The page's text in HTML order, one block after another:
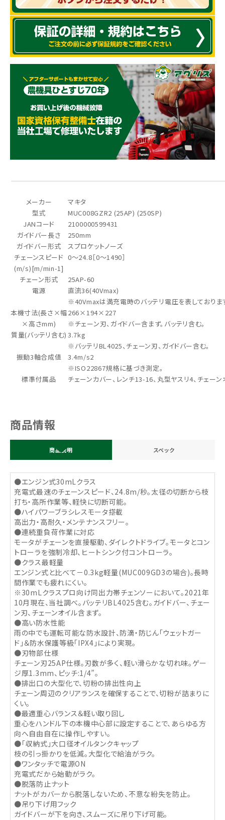
メーカー
マキタ
型式
MUC008GZR2 (25AP) (250SP)
JANコード
2100000599431
ガイドバー長さ
250mm
ガイドバー形式
スプロケットノーズ
チェーンスピード
(m/s)[m/min-1]
0～24.8［0～1490］
チェーン形式
25AP-60
電源
直流36(40Vmax)
※40Vmaxは満充電時のバッテリ電圧を表しておりま
本機寸法(長さ×幅
×高さmm)
266×194×227
※チェーン刃、ガイドバー含まず。バッテリ含む。
質量(バッテリ含む) 3.7kg
※バッテリBL4025、チェーン刃、ガイドバー含む。
振動3軸合成値
3.4m/s2
※ISO22867規格に基づき測定。
標準付属品
チェーンカバー、レンチ13-16、丸型ヤスリ4、チェーン
商品情報
商品説明 スペック
●エンジン式30mLクラス
充電式最速のチェーンスピード、24.8m/秒。太径の切断から枝
打ち・高所作業等、軽快に切断可能。
●ハイパワーブラシレスモータ搭載
高出力・高耐久・メンテナンスフリー。
●連続重負荷作業に対応
モータがチェーンを直接駆動、ダイレクトドライブ。モータとコン
トローラを強制冷却、ヒートシンク付コントローラ。
●クラス最軽量
エンジン式と比べて－0.3kg軽量(MUC009GD3の場合)。長時
間作業でも疲れにくい。
※30mLクラスプロ向け同出力帯チェンソーにおいて。2021年
10月現在、当社調べ。バッテリBL4025含む。ガイドバー、チェー
ン刃、チェーンオイル含まず。
●高い防水性能
雨の中でも運転可能な防水設計、防滴・防じん「ウェットガー
ド」＆防水保護等級「IPX4」により実現。
●刃物部仕様
チェーン刃25AP仕様。刃数が多く、軽い滑らかな切れ味。ゲー
ジ厚1.3mm、ピッチ:1/4”。
●排出口の大型化で、切粉の排出性向上
チェーン周辺のクリアランスを確保することで、切粉が詰まりに
くい。
●最適重心バランス＆軽い取り回し
重心をハンドル下の本機中心部に設定することで、あらゆる方
向へ自由自在に操作しやすい。
●「収納式」大口径オイルタンクキャップ
枝の引っ掛かりを低減。大型化で給油がラク。
●ワンタッチで電源ON
充電式だから始動がラク。
●脱落防止ナット
ナットがカバーから脱落しないため、不意な紛失を防止。
●吊り下げ用フック
ガイドバーが下を向き、スムーズに吊り下げ可能。